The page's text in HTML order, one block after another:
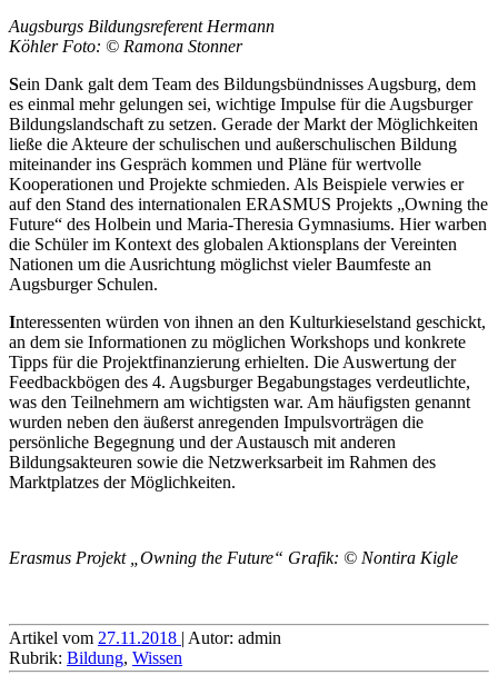
Augsburgs Bildungsreferent Hermann
Köhler Foto: © Ramona Stonner
Sein Dank galt dem Team des Bildungsbündnisses Augsburg, dem
es einmal mehr gelungen sei, wichtige Impulse für die Augsburger
Bildungslandschaft zu setzen. Gerade der Markt der Möglichkeiten
ließe die Akteure der schulischen und außerschulischen Bildung
miteinander ins Gespräch kommen und Pläne für wertvolle
Kooperationen und Projekte schmieden. Als Beispiele verwies er
auf den Stand des internationalen ERASMUS Projekts „Owning the
Future“ des Holbein und Maria-Theresia Gymnasiums. Hier warben
die Schüler im Kontext des globalen Aktionsplans der Vereinten
Nationen um die Ausrichtung möglichst vieler Baumfeste an
Augsburger Schulen.
Interessenten würden von ihnen an den Kulturkieselstand geschickt,
an dem sie Informationen zu möglichen Workshops und konkrete
Tipps für die Projektfinanzierung erhielten. Die Auswertung der
Feedbackbögen des 4. Augsburger Begabungstages verdeutlichte,
was den Teilnehmern am wichtigsten war. Am häufigsten genannt
wurden neben den äußerst anregenden Impulsvorträgen die
persönliche Begegnung und der Austausch mit anderen
Bildungsakteuren sowie die Netzwerksarbeit im Rahmen des
Marktplatzes der Möglichkeiten.
Erasmus Projekt „Owning the Future“ Grafik: © Nontira Kigle
Artikel vom 27.11.2018 | Autor: admin
Rubrik: Bildung, Wissen